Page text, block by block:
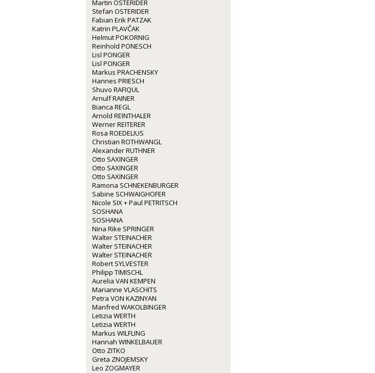
Martin OSTERIDER
Stefan OSTERIDER
Fabian Erik PATZAK
Katrin PLAVČAK
Helmut POKORNIG
Reinhold PONESCH
Lisl PONGER
Lisl PONGER
Markus PRACHENSKY
Hannes PRIESCH
Shuvo RAFIQUL
Arnulf RAINER
Bianca REGL
Arnold REINTHALER
Werner REITERER
Rosa ROEDELIUS
Christian ROTHWANGL
Alexander RUTHNER
Otto SAXINGER
Otto SAXINGER
Otto SAXINGER
Ramona SCHNEKENBURGER
Sabine SCHWAIGHOFER
Nicole SIX + Paul PETRITSCH
SOSHANA
SOSHANA
Nina Rike SPRINGER
Walter STEINACHER
Walter STEINACHER
Walter STEINACHER
Robert SYLVESTER
Philipp TIMISCHL
Aurelia VAN KEMPEN
Marianne VLASCHITS
Petra VON KAZINYAN
Manfred WAKOLBINGER
Letizia WERTH
Letizia WERTH
Markus WILFLING
Hannah WINKELBAUER
Otto ZITKO
Greta ZNOJEMSKY
Leo ZOGMAYER